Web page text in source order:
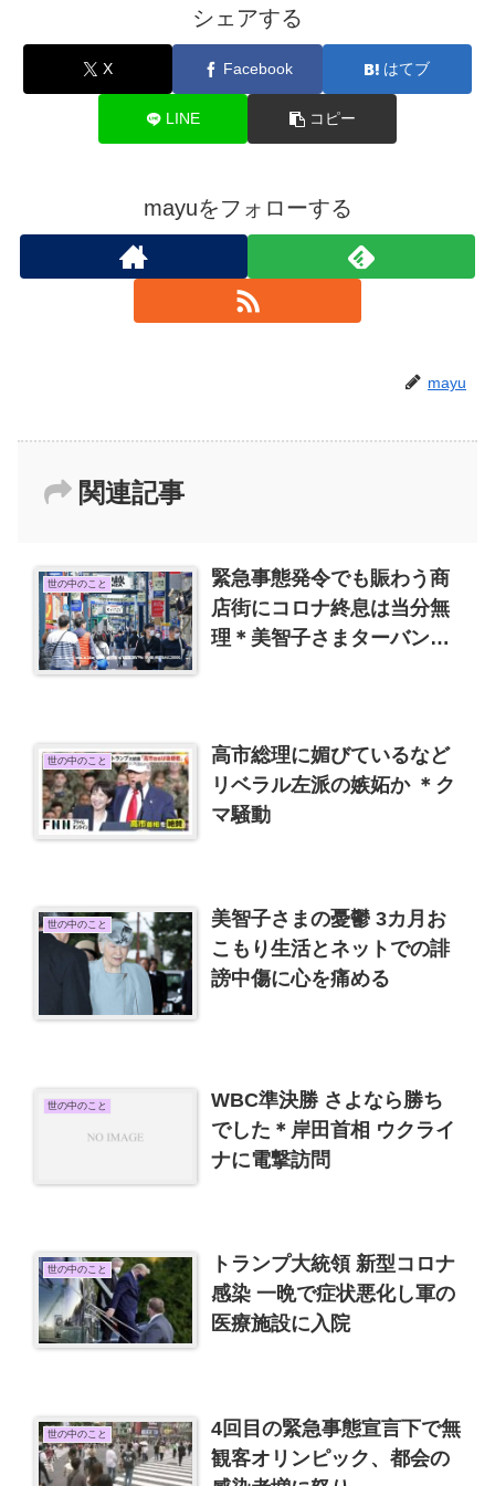
シェアする
X Facebook はてブ
LINE コピー
mayuをフォローする
mayu
関連記事
世の中のこと
緊急事態発令でも賑わう商
店街にコロナ終息は当分無
理＊美智子さまターバン型
世の中のこと
高市総理に媚びているなど
リベラル左派の嫉妬か ＊ク
マ騒動
世の中のこと
美智子さまの憂鬱 3カ月お
こもり生活とネットでの誹
謗中傷に心を痛める
世の中のこと
WBC準決勝 さよなら勝ち
でした＊岸田首相 ウクライ
ナに電撃訪問
世の中のこと
トランプ大統領 新型コロナ
感染 一晩で症状悪化し軍の
医療施設に入院
世の中のこと
4回目の緊急事態宣言下で無
観客オリンピック、都会の